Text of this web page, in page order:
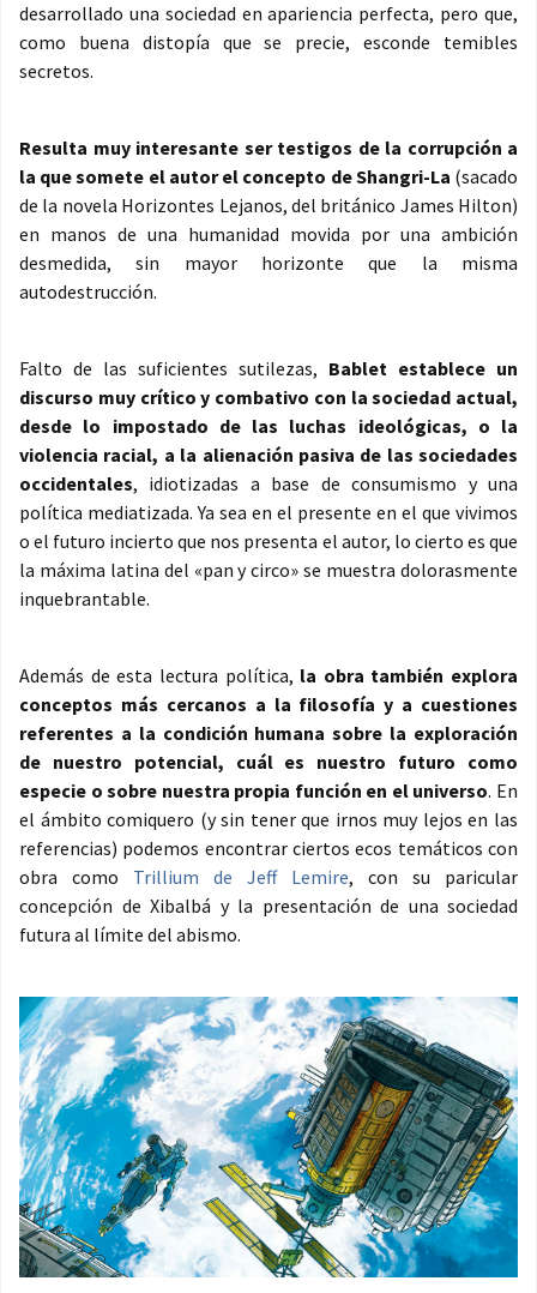
desarrollado una sociedad en apariencia perfecta, pero que,
como buena distopía que se precie, esconde temibles
secretos.
Resulta muy interesante ser testigos de la corrupción a
la que somete el autor el concepto de Shangri-La (sacado
de la novela Horizontes Lejanos, del británico James Hilton)
en manos de una humanidad movida por una ambición
desmedida, sin mayor horizonte que la misma
autodestrucción.
Falto de las suficientes sutilezas, Bablet establece un
discurso muy crítico y combativo con la sociedad actual,
desde lo impostado de las luchas ideológicas, o la
violencia racial, a la alienación pasiva de las sociedades
occidentales, idiotizadas a base de consumismo y una
política mediatizada. Ya sea en el presente en el que vivimos
o el futuro incierto que nos presenta el autor, lo cierto es que
la máxima latina del «pan y circo» se muestra dolorasmente
inquebrantable.
Además de esta lectura política, la obra también explora
conceptos más cercanos a la filosofía y a cuestiones
referentes a la condición humana sobre la exploración
de nuestro potencial, cuál es nuestro futuro como
especie o sobre nuestra propia función en el universo. En
el ámbito comiquero (y sin tener que irnos muy lejos en las
referencias) podemos encontrar ciertos ecos temáticos con
obra como Trillium de Jeff Lemire, con su paricular
concepción de Xibalbá y la presentación de una sociedad
futura al límite del abismo.